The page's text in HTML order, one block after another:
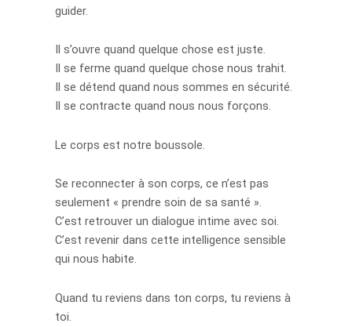
guider.
Il s’ouvre quand quelque chose est juste.
Il se ferme quand quelque chose nous trahit.
Il se détend quand nous sommes en sécurité.
Il se contracte quand nous nous forçons.
Le corps est notre boussole.
Se reconnecter à son corps, ce n’est pas
seulement « prendre soin de sa santé ».
C’est retrouver un dialogue intime avec soi.
C’est revenir dans cette intelligence sensible
qui nous habite.
Quand tu reviens dans ton corps, tu reviens à
toi.